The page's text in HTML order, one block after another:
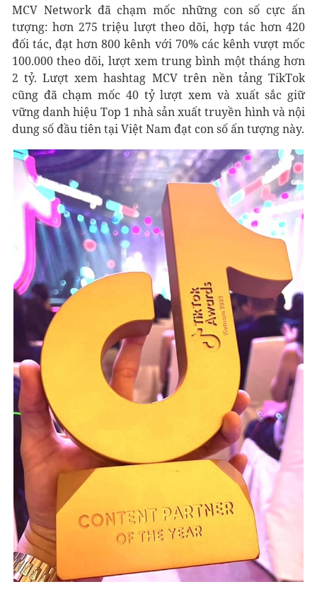
MCV Network đã chạm mốc những con số cực ấn
tượng: hơn 275 triệu lượt theo dõi, hợp tác hơn 420
đối tác, đạt hơn 800 kênh với 70% các kênh vượt mốc
100.000 theo dõi, lượt xem trung bình một tháng hơn
2 tỷ. Lượt xem hashtag MCV trên nền tảng TikTok
cũng đã chạm mốc 40 tỷ lượt xem và xuất sắc giữ
vững danh hiệu Top 1 nhà sản xuất truyền hình và nội
dung số đầu tiên tại Việt Nam đạt con số ấn tượng này.